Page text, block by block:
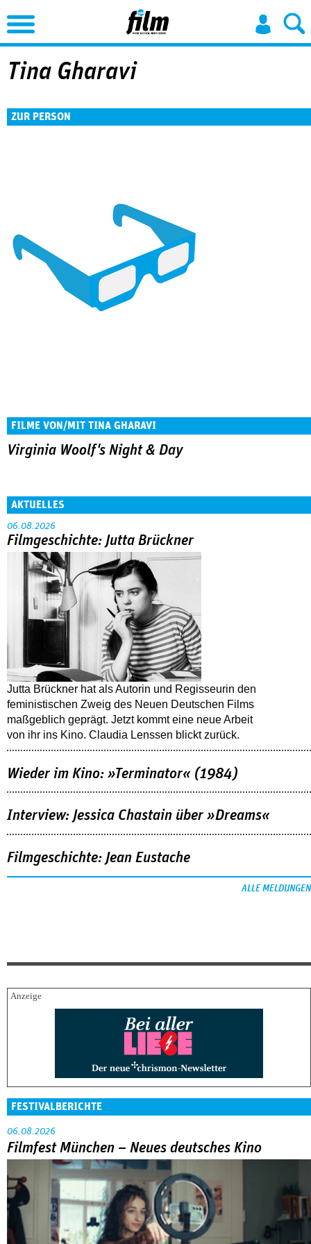
Jump to Navigation
Tina Gharavi
ZUR PERSON
FILME VON/MIT TINA GHARAVI
Virginia Woolf's Night & Day
AKTUELLES
06.08.2026
Filmgeschichte: Jutta Brückner
Jutta Brückner hat als Autorin und Regisseurin den
feministischen Zweig des Neuen Deutschen Films
maßgeblich geprägt. Jetzt kommt eine neue Arbeit
von ihr ins Kino. Claudia Lenssen blickt zurück.
Wieder im Kino: »Terminator« (1984)
Interview: Jessica Chastain über »Dreams«
Filmgeschichte: Jean Eustache
ALLE MELDUNGEN
FESTIVALBERICHTE
06.08.2026
Filmfest München – Neues deutsches Kino